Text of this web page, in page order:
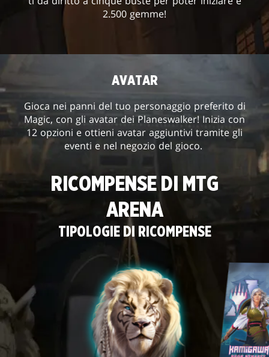
2.500 gemme!
RICOMPENSE DI MTG
ARENA
TIPOLOGIE DI RICOMPENSE
AVATAR
Gioca nei panni del tuo personaggio preferito di
Magic, con gli avatar dei Planeswalker! Inizia con
12 opzioni e ottieni avatar aggiuntivi tramite gli
eventi e nel negozio del gioco.